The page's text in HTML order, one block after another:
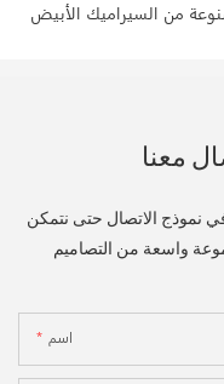
معنا
نموذج الاتصال حتى نتمكن
واسعة من التصاميم
اسم